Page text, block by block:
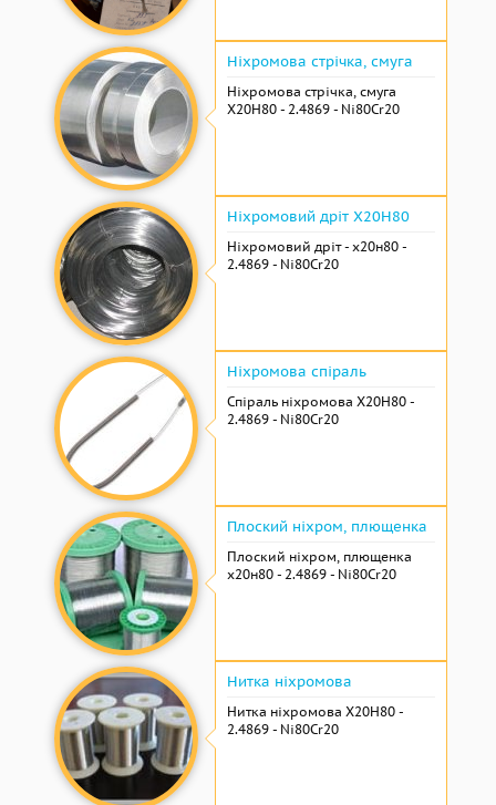
Ніхромова стрічка, смуга
Ніхромова стрічка, смуга
Х20Н80 - 2.4869 - Ni80Cr20
Ніхромовий дріт Х20Н80
Ніхромовий дріт - х20н80 -
2.4869 - Ni80Cr20
Ніхромова спіраль
Спіраль ніхромова Х20Н80 -
2.4869 - Ni80Cr20
Плоский ніхром, плющенка
Плоский ніхром, плющенка
х20н80 - 2.4869 - Ni80Cr20
Нитка ніхромова
Нитка ніхромова Х20Н80 -
2.4869 - Ni80Cr20